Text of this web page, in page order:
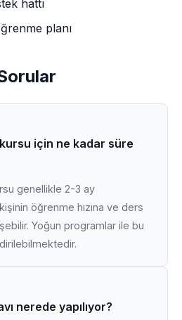
hattı
planı
için ne kadar süre
genellikle 2-3 ay
öğrenme hızına ve ders
Yoğun programlar ile bu
nerede yapılıyor?